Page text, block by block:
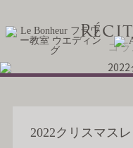
コ
2022クリスマス